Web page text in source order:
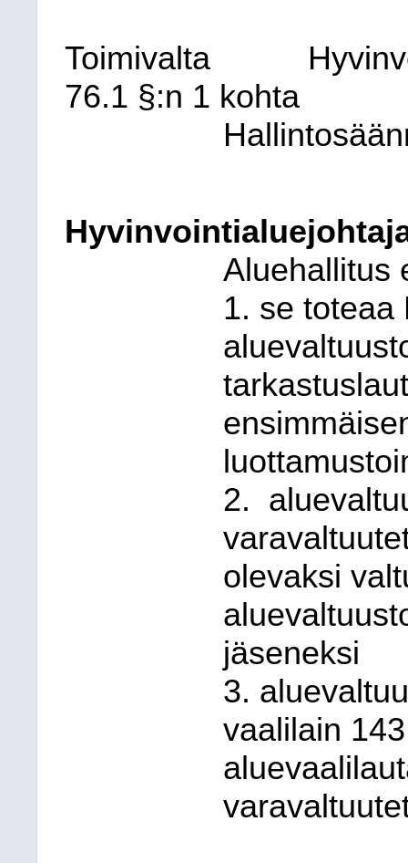
Toimivalta
76.1 §:n 1 kohta
Aluehallitus
1. se toteaa
2.
olevaksi
jäseneksi
3.
vaalilain